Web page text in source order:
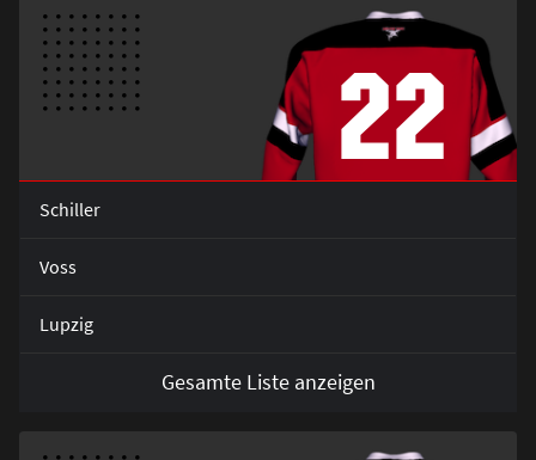
22
Schiller
Voss
Lupzig
Gesamte Liste anzeigen